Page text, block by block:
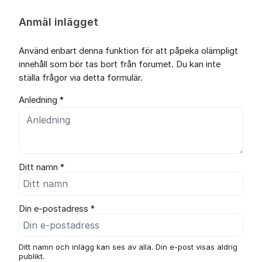
Anmäl inlägget
Använd enbart denna funktion för att påpeka olämpligt
innehåll som bör tas bort från forumet. Du kan inte
ställa frågor via detta formulär.
Anledning *
Ditt namn *
Din e-postadress *
Ditt namn och inlägg kan ses av alla. Din e-post visas aldrig
publikt.